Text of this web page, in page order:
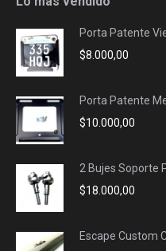
new
window
new
window
new
window
new
window
Porta Patente
$8.000,00
Porta Patente
$10.000,00
2 Bujes Soporte
$18.000,00
Escape Custom